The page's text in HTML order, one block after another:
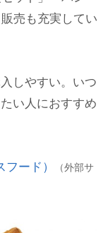
売も充実してい
しやすい。いつ
い人におすすめ
ード）
（外部サ